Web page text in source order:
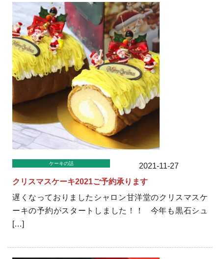
ケーキの話
2021-11-27
クリスマスケーキ2021ご予約承ります
遅くなっておりましたシャロン甘洋堂のクリスマスケ
ーキの予約がスタートしました！！ 今年も黒石シュ
[…]